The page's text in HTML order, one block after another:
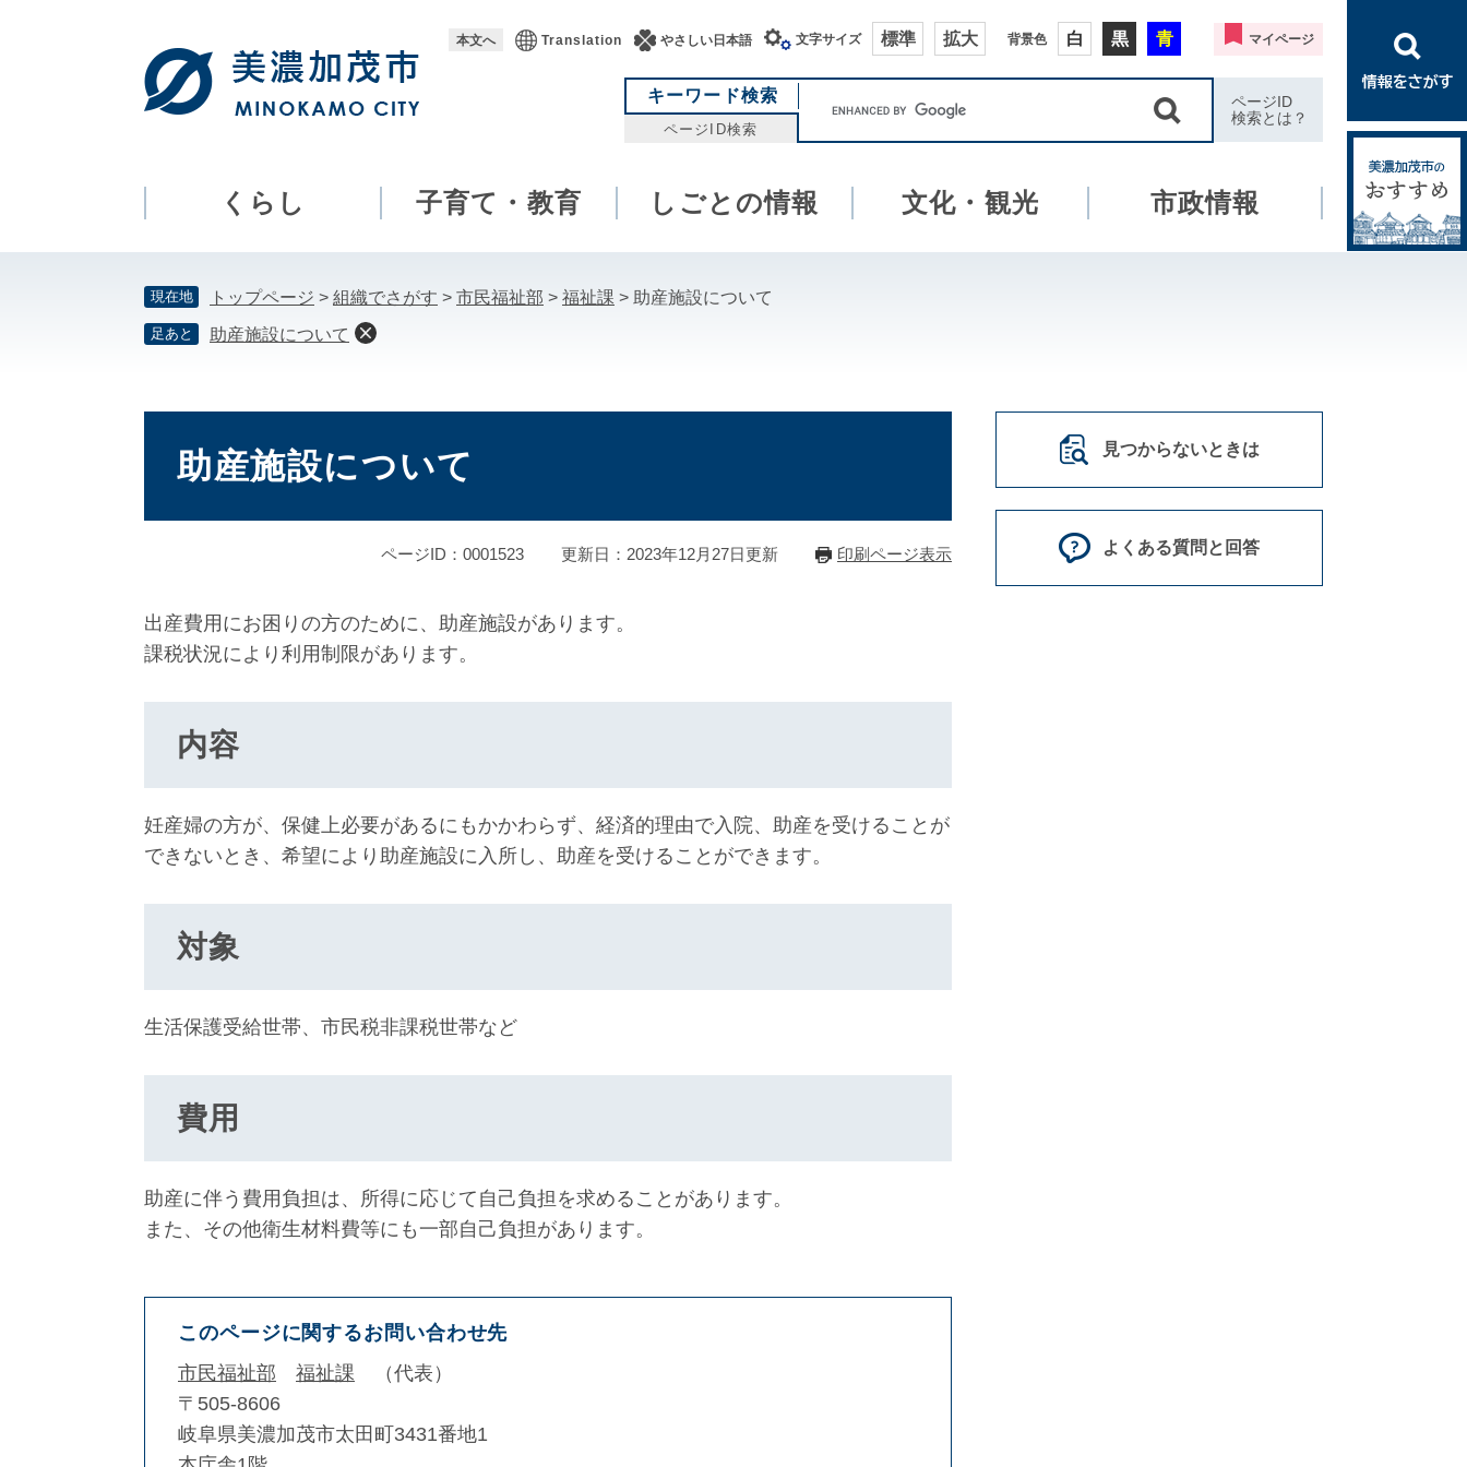
本
本文へ Translation やさしい日本語 文字サイズ 標準 拡大 背景色 白 黒 青 マイページ
キーワード検索
ページID検索
ワ
ド
索
ページID
検索とは？
くらし 子育て・教育 しごとの情報 文化・観光 市政情報
現在地 トップページ > 組織でさがす > 市民福祉部 > 福祉課 > 助産施設について
足あと 助産施設について
助産施設について
ページID：0001523 更新日：2023年12月27日更新 印刷ページ表示
出産費用にお困りの方のために、助産施設があります。
課税状況により利用制限があります。
内容
妊産婦の方が、保健上必要があるにもかかわらず、経済的理由で入院、助産を受けることが
できないとき、希望により助産施設に入所し、助産を受けることができます。
対象
生活保護受給世帯、市民税非課税世帯など
費用
助産に伴う費用負担は、所得に応じて自己負担を求めることがあります。
また、その他衛生材料費等にも一部自己負担があります。
このページに関するお問い合わせ先
市民福祉部
福祉課
代表
〒505-8606
岐阜県美濃加茂市太田町3431番地1
見つからないときは
よくある質問と回答